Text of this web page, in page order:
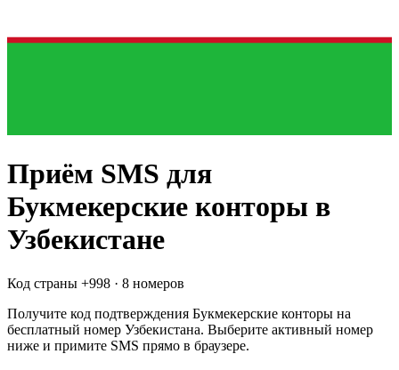
Приём SMS для
Букмекерские конторы в
Узбекистане
Код страны +998 · 8 номеров
Получите код подтверждения Букмекерские конторы на
бесплатный номер Узбекистана. Выберите активный номер
ниже и примите SMS прямо в браузере.